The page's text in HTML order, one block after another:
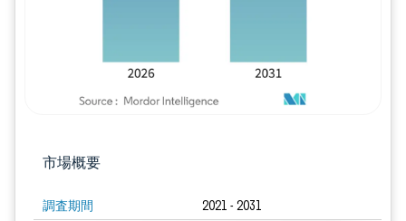
市場概要
調査期間 2021 - 2031